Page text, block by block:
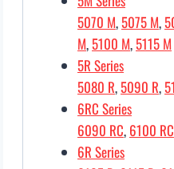
5070 M,5075 M,
M,5100 M,5115 M
5R Series
5080 R,5090 R,
6RC Series
6090 RC, 6100 RC
6R Series